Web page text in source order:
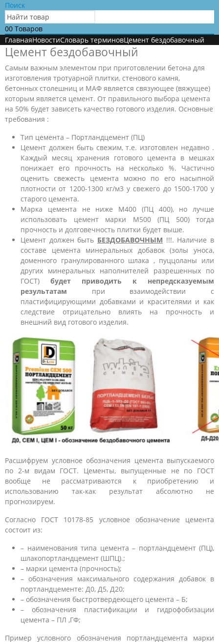
Поиск
00 Товаров
ГлавнаяНовостиСловарь терминовЦемент бездобавочный
Цемент бездобавочный
Самым важным элементом при приготовлении бетона для
изготовления тротуарной плитки, стенового камня,
бетонных столешниц и МАФ является связующее (вяжущее)
которым является цемент. От правильного выбора цемента
на 50% будет зависеть качество готового изделия. Основные
требования :
Тип цемента – Портландцемент (ПЦ)
Цемент должен быть свежим, т.е. изготовлен недавно .
Каждый месяц хранения готового цемента в мешках
понижает его прочность на несколько %. Частично
оценить свежесть цемента можно по его насыпной
плотности от 1200-1300 кг/м3 у свежего до 1500-1700 у
старого цемента.
Марка цемента не ниже М400 (ПЦ 400), но лучше
использовать цемент марки М500 (ПЦ 500) тогда
прочность и долговечность плитки будет выше.
Цемент должен быть БЕЗДОБАВОЧНЫМ !!!. Наличие в
составе цемента минеральных добавок (золы уноса,
доменного гранулированного шлака , пуццоланы или
других минеральных наполнителей разрешенных по
ГОСТ) будет приводить к непредсказуемым
результатам при взаимодействии с
пластифицирующими добавками и красителями и как
следствие отрицательно влиять на прочность и
внешний вид готового изделия.
Расшифруем условное обозначения цемента выпускаемого
по 2-м видам ГОСТ. Цементы, выпущенные не по ГОСТ
вообще не рассматриваются к приобретению и
использованию так-как результат абсолютно не
прогнозируем.
Согласно ГОСТ 10178-85 условное обозначение цемента
состоит из:
– наименования типа цемента – портландцемент (ПЦ),
шлакопортландцемент (ШПЦ).;
– марки цемента (прочность);
– обозначения максимального содержания добавок в
портландцементе: Д0, Д5, Д20;
– обозначения быстротвердеющего цемента – Б;
– обозначения пластификации и гидрофобизации
цемента – ПЛ ,ГФ;
Пример условного обозначения портландцемента марки